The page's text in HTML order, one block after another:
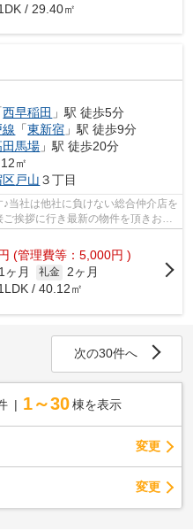
/ 29.40㎡
西早稲田 」駅 徒歩5分
「東新宿 」駅 徒歩9分
田馬場 」駅 徒歩20分
㎡
区戸山 ３丁目
当社は他社に負けない総合仲介店を
挨拶に行き最新の物件を頂きお客
(管理費等：5,000円 )
1ヶ月 礼金 2ヶ月
/ 40.12㎡
次の30件へ
1～30 棟を表示
変更
変更